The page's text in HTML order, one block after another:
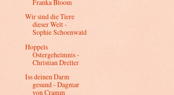
Franka Bloom
Wir sind die Tiere
dieser Welt -
Sophie Schoenwald
Hoppels
Ostergeheimnis -
Christian Dreller
Iss deinen Darm
gesund - Dagmar
von Cramm